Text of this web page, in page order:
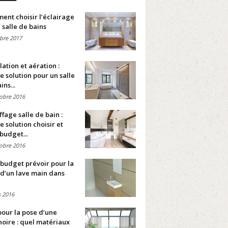
choisir l’éclairage
salle de bains
2017
et aération :
solution pour un salle
2016
salle de bain :
solution choisir et
2016
prévoir pour la
lave main dans
2016
la pose d’une
: quel matériaux